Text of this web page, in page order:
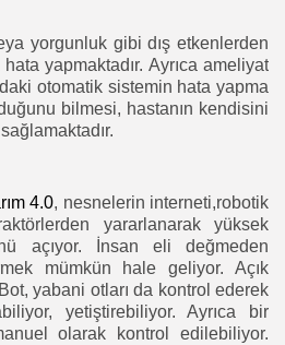
yorgunluk gibi dış etkenlerden
yapmaktadır. Ayrıca ameliyat
otomatik sistemin hata yapma
bilmesi, hastanın kendisini
4.0, nesnelerin interneti,robotik
yararlanarak yüksek
açıyor. İnsan eli değmeden
mümkün hale geliyor. Açık
yabani otları da kontrol ederek
yetiştirebiliyor. Ayrıca bir
olarak kontrol edilebiliyor.